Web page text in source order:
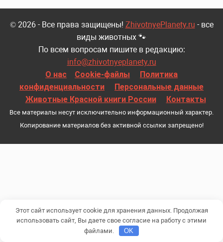
© 2026 - Все права защищены! ZhivotnyePlanety.ru - все
виды животных 🐾
По всем вопросам пишите в редакцию:
info@zhivotnyeplanety.ru
О нас
Cookie-файлы
Политика
конфиденциальности
Персональные данные
Животные Красной книги России
Контакты
Все материалы несут исключительно информационный характер.
Копирование материалов без активной ссылки запрещено!
Этот сайт использует cookie для хранения данных. Продолжая
использовать сайт, Вы даете свое согласие на работу с этими
файлами.
OK